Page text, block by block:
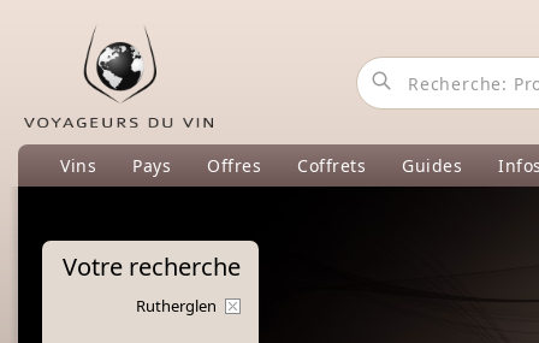
Vins Pays Offres Coffrets Guides
Votre recherche
Rutherglen